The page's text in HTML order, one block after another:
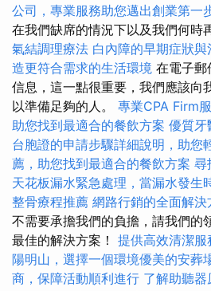
公司，專業服務助您邁出創業第一
在我們缺席的情況下以及我們何時
氣結調理療法 白內障的早期症狀與
造更符合需求的生活環境 在電子郵
信息，這一點很重要，我們應該向
以準備足夠的人。 專業CPA Firm
助您找到最適合的餐飲方案 優質牙
台胞證的申請步驟詳細說明，助您
薦，助您找到最適合的餐飲方案 尋
天花板漏水緊急處理，當漏水發生
整骨療程推薦 網路行銷的全面解決
不需要承擔我們的負擔，請我們的
最佳的解決方案！ 提供高效清潔
陽明山，選擇一個環境優美的安葬
商，保障活動順利進行 了解助聽